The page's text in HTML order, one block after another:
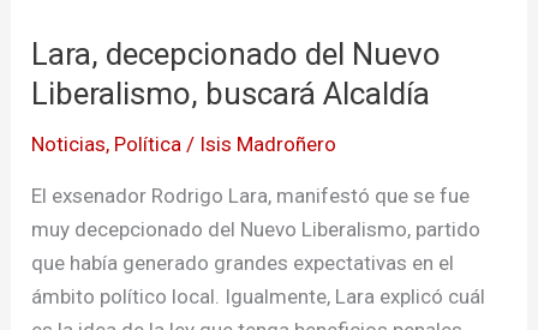
Lara, decepcionado del Nuevo
Liberalismo, buscará Alcaldía
Noticias, Política / Isis Madroñero
El exsenador Rodrigo Lara, manifestó que se fue
muy decepcionado del Nuevo Liberalismo, partido
que había generado grandes expectativas en el
ámbito político local. Igualmente, Lara explicó cuál
del
Nuevo
buscará
Alcaldía